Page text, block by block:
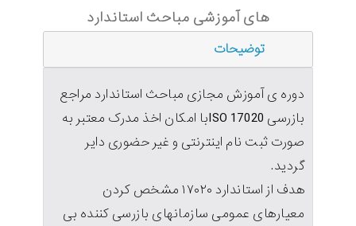
های آموزشی مباحث استاندارد
مراجع بازرسی ایزو ۱۷۰۲
توضیحات
دوره ی آموزش مجازی مباحث استاندارد مراجع
بازرسی ISO 17020با امکان اخذ مدرک معتبر به
صورت ثبت نام اینترنتی و غیر حضوری دایر
گردید.
هدف از استاندارد ۱۷۰۲۰ مشخص کردن
معیارهای عمومی سازمانهای بازرسی کننده بی